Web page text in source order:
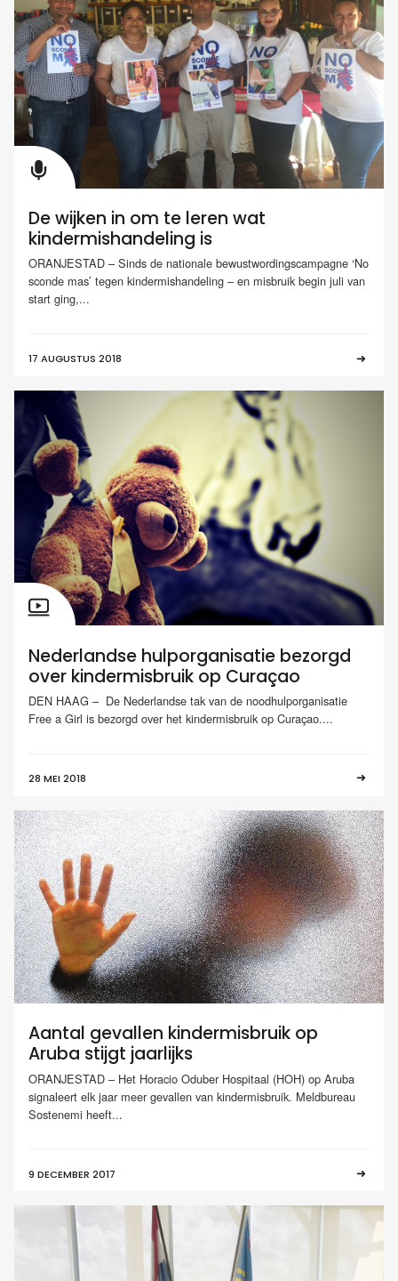
De wijken in om te leren wat
kindermishandeling is
ORANJESTAD – Sinds de nationale bewustwordingscampagne ‘No
sconde mas’ tegen kindermishandeling – en misbruik begin juli van
start ging,...
17 AUGUSTUS 2018
Nederlandse hulporganisatie bezorgd
over kindermisbruik op Curaçao
DEN HAAG – De Nederlandse tak van de noodhulporganisatie
Free a Girl is bezorgd over het kindermisbruik op Curaçao....
28 MEI 2018
Aantal gevallen kindermisbruik op
Aruba stijgt jaarlijks
ORANJESTAD – Het Horacio Oduber Hospitaal (HOH) op Aruba
signaleert elk jaar meer gevallen van kindermisbruik. Meldbureau
Sostenemi heeft...
9 DECEMBER 2017